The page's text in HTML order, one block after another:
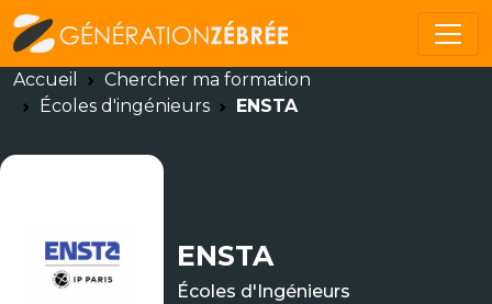
Accueil
Chercher ma formation
Écoles d'ingénieurs
ENSTA
ENSTA
Écoles d'Ingénieurs